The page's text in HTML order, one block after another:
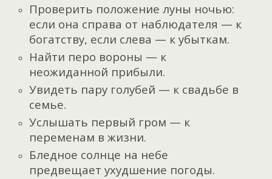
Проверить положение луны ночью:
если она справа от наблюдателя — к
богатству, если слева — к убыткам.
Найти перо вороны — к
неожиданной прибыли.
Увидеть пару голубей — к свадьбе в
семье.
Услышать первый гром — к
переменам в жизни.
Бледное солнце на небе
предвещает ухудшение погоды.